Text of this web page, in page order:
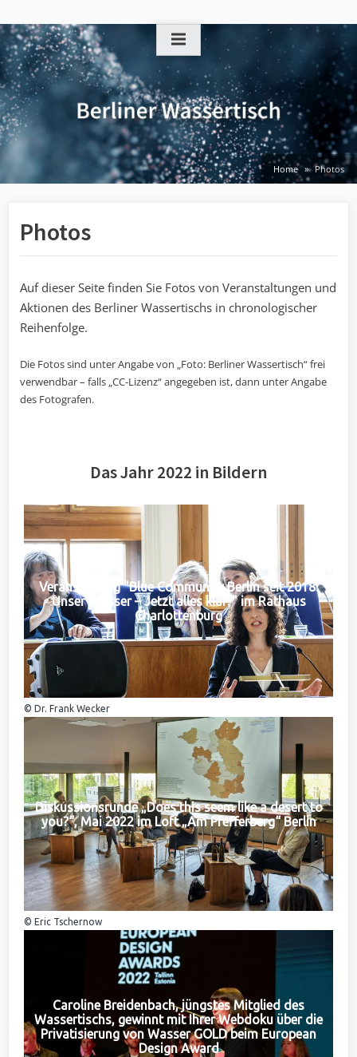
to
content
Home Photos
Photos
Auf dieser Seite finden Sie Fotos von Veranstaltungen und
Aktionen des Berliner Wassertischs in chronologischer
Reihenfolge.
Die Fotos sind unter Angabe von „Foto: Berliner Wassertisch“ frei
verwendbar – falls „CC-Lizenz“ angegeben ist, dann unter Angabe
des Fotografen.
Das Jahr 2022 in Bildern
Veranstaltung "Blue Community Berlin seit 2018:
Unser Wasser – Jetzt alles klar?" im Rathaus
Charlottenburg
© Dr. Frank Wecker
Diskussionsrunde „Does this seem like a desert to
you?“, Mai 2022 im Loft „Am Pfefferberg“ Berlin
© Eric Tschernow
Caroline Breidenbach, jüngstes Mitglied des
Wassertischs, gewinnt mit Ihrer Webdoku über die
Privatisierung von Wasser GOLD beim European
Design Award